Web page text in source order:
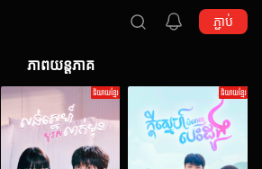
ភ្ជាប់
ភាពយន្តភាគ